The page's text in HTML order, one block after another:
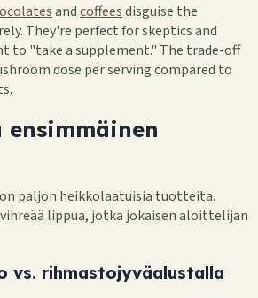
andcoffeesdisguise the
They're perfect for skeptics and
to "take a supplement." The trade-off
dose per serving compared to
paljon heikkolaatuisia tuotteita.
vihreää lippua, jotka jokaisen aloittelijan
vs. rihmastojyväalustalla